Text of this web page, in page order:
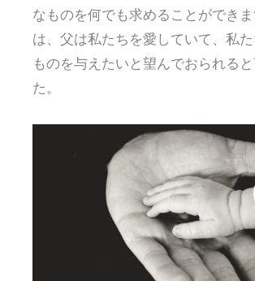
なものを何でも求めることができ
は、父は私たちを愛していて、私
ものを与えたいと望んでおられる
た。